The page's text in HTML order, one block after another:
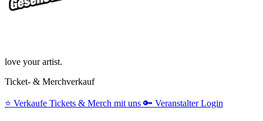
love your artist.
Ticket- & Merchverkauf
⭐️ Verkaufe Tickets & Merch mit uns 🔑 Veranstalter Login